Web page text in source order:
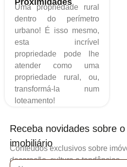
Proximidades
Uma propriedade rural
dentro do perímetro
urbano! É isso mesmo,
esta incrível
propriedade pode lhe
atender como uma
propriedade rural, ou,
transformá-la num
loteamento!
Receba novidades sobre
imobiliário
Conteúdos exclusivos sobre
decoração, cultura e tendências.